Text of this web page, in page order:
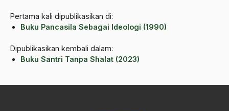
Pertama kali dipublikasikan di:
Buku Pancasila Sebagai Ideologi (1990)
Dipublikasikan kembali dalam:
Buku Santri Tanpa Shalat (2023)
Bank Summa
Banser